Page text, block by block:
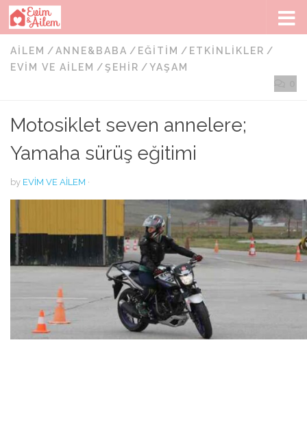
Skip to content
AILEM /ANNE&BABA / EĞITIM / ETKINLIKLER /
EVIM VE AILEM /ŞEHIR /YAŞAM
Motosiklet seven annelere;
Yamaha sürüş eğitimi
by EVIM VE AILEM ·